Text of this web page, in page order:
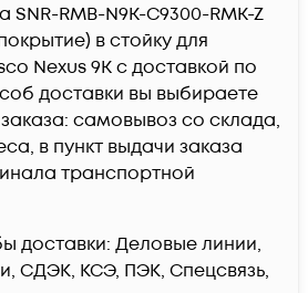
RMB-N9K-C9300-RMK-Z
в стойку для
Nexus 9K c доставкой по
доставки вы выбираете
самовывоз со склада,
в пункт выдачи заказа
транспортной
доставки: Деловые линии,
СДЭК, КСЭ, ПЭК, Спецсвязь,